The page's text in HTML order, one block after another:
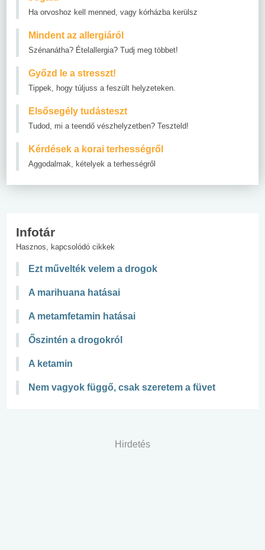
Ha orvoshoz kell menned, vagy kórházba kerülsz
Mindent az allergiáról
Szénanátha? Ételallergia? Tudj meg többet!
Győzd le a stresszt!
Tippek, hogy túljuss a feszült helyzeteken.
Elsősegély tudásteszt
Tudod, mi a teendő vészhelyzetben? Teszteld!
Kérdések a korai terhességről
Aggodalmak, kételyek a terhességről
Infotár
Hasznos, kapcsolódó cikkek
Ezt művelték velem a drogok
A marihuana hatásai
A metamfetamin hatásai
Őszintén a drogokról
A ketamin
Nem vagyok függő, csak szeretem a füvet
Hirdetés